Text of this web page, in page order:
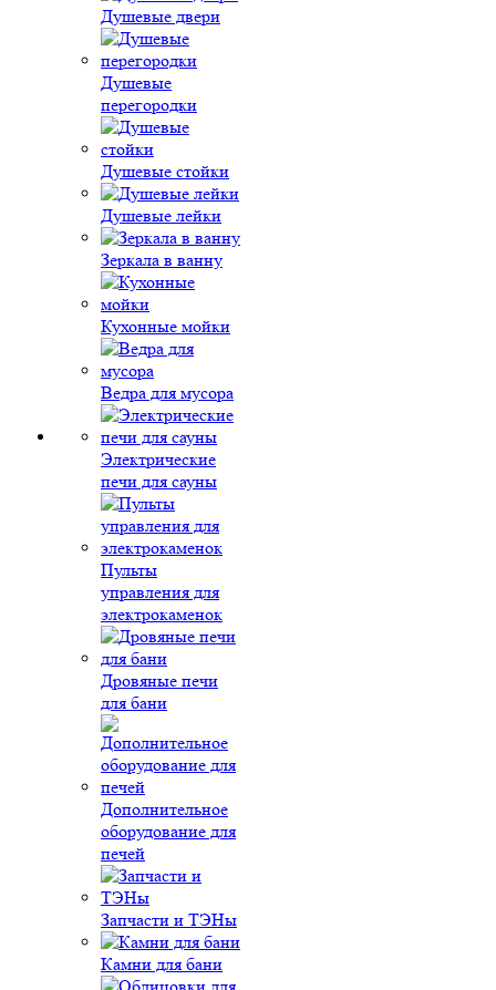
Душевые двери
Душевые
перегородки
Душевые стойки
Душевые лейки
Зеркала в ванну
Кухонные мойки
Ведра для мусора
Электрические
печи для сауны
Пульты
управления для
электрокаменок
Дровяные печи
для бани
Дополнительное
оборудование для
печей
Запчасти и ТЭНы
Камни для бани